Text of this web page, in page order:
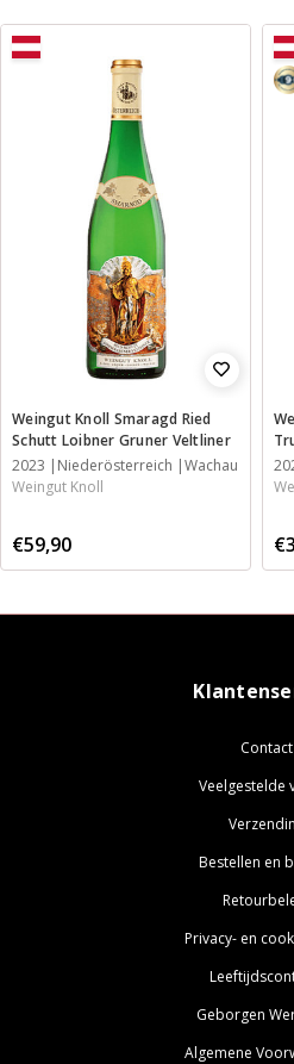
Weingut Knoll Smaragd Ried
Schutt Loibner Gruner Veltliner
2023
Niederösterreich
Wachau
Weingut Knoll
€59,90
9,5
Contact
Veelgestelde
Bestellen en
Privacy- en
Geborgen
Algemene